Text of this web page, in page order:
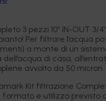
3 pezzi 10″ IN-OUT
Per filtrare
a monte di un
dell’acqua di casa,
avvolto da 50 micron.
Kit filtrazione
e utilizzo previsto